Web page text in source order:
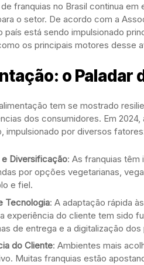
franquias no Brasil continua
o setor. De acordo com a
país está sendo impulsionado
os principais motores desse
o Paladar
tem se mostrado
dos consumidores. Em
impulsionado por diversos
e Diversificação: As franquias
por opções vegetarianas,
e fiel.
Tecnologia: A adaptação rápida
experiência do cliente tem sido
de entrega e a digitalização
do Cliente: Ambientes mais
Muitas franquias estão